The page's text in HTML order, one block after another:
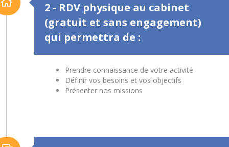
2 - RDV physique au cabinet
(gratuit et sans engagement)
qui permettra de :
Prendre connaissance de votre activité
Définir vos besoins et vos objectifs
Présenter nos missions